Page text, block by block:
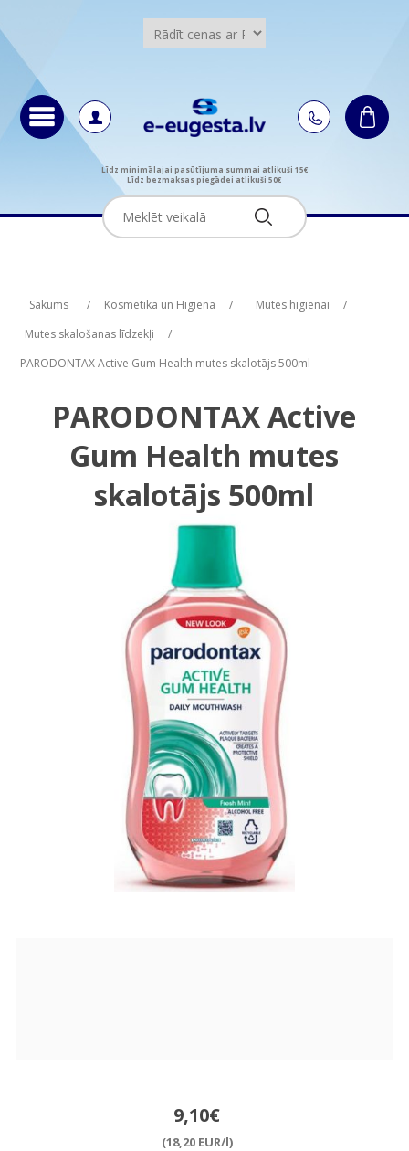
Līdz minimālajai pasūtījuma summai atlikuši 15€
Līdz bezmaksas piegādei atlikuši 50€
Sākums / Kosmētika un Higiēna / Mutes higiēnai
/
Mutes skalošanas līdzekļi
/
PARODONTAX Active Gum Health mutes skalotājs 500ml
PARODONTAX Active
Gum Health mutes
skalotājs 500ml
9,10€
(18,20 EUR/l)